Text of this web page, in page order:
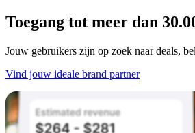
Toegang tot meer dan
Jouw gebruikers zijn op zoek naar deals,
Vind jouw ideale brand partner